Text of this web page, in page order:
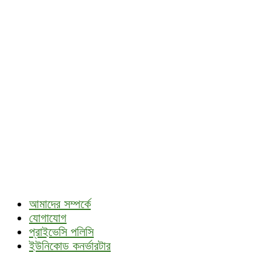
আমাদের সম্পর্কে
যোগাযোগ
প্রাইভেসি পলিসি
ইউনিকোড কনর্ভারটার